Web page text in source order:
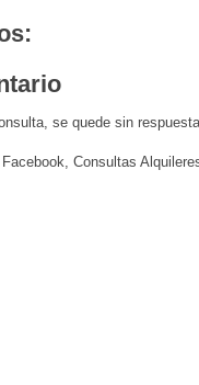
se quede sin
Consultas